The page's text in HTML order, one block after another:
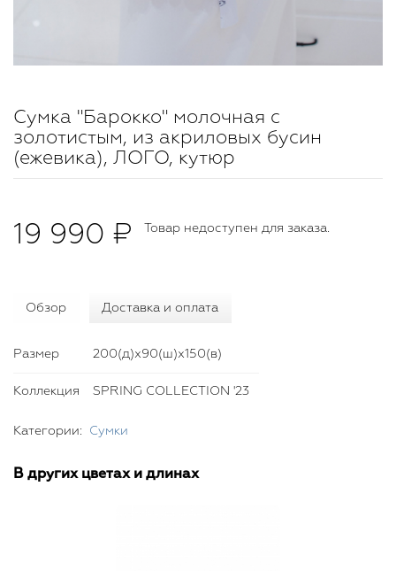
Сумка "Барокко" молочная с
золотистым, из акриловых бусин
(ежевика), ЛОГО, кутюр
19 990 ₽ Товар недоступен для заказа.
Обзор Доставка и оплата
Размер 200(д)x90(ш)x150(в)
Коллекция SPRING COLLECTION '23
Категории: Сумки
В других цветах и длинах